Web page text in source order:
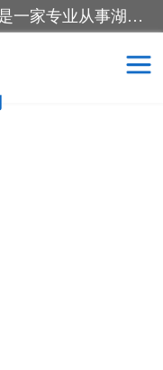
湖南业峻强夯基础工程有限公司是一家专业从事湖南强夯基础工程、强夯机租赁，地基处理的施工单位。业务覆盖：湖南、广东，江西等地。可承接1000KN.m-25000KN.m强夯（置换）工程。公司创始人是国内较早期从事强夯施工的建设者，经过多年的一步一个脚印的发展，在行业内具有较高的度和良好的口碑。